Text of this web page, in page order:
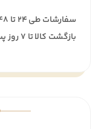
بازگشت کالا تا ۷ روز پس از تحویل وجود دارد.